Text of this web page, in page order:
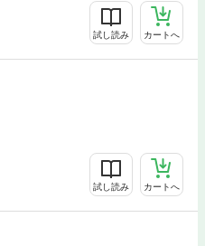
試し読み カートへ
試し読み カートへ